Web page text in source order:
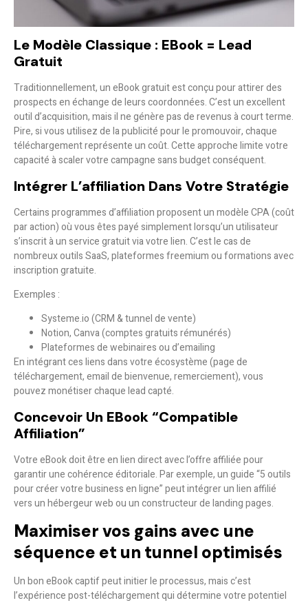
Le Modèle Classique : EBook = Lead
Gratuit
Traditionnellement, un eBook gratuit est conçu pourattirer des
prospectsen échange de leurs coordonnées. C’est un excellent
outil d’acquisition, mais il ne génère pas de revenus à court terme.
Pire, si vous utilisez de la publicité pour le promouvoir, chaque
téléchargement représente un coût. Cette approche limite votre
capacité àscalervotre campagne sans budget conséquent.
Intégrer L’affiliation Dans Votre Stratégie
Certains programmes d’affiliation proposent un modèleCPA (coût
par action)où vous êtes payé simplement lorsqu’un utilisateur
s’inscrit à un service gratuit via votre lien. C’est le cas de
nombreux outils SaaS, plateformes freemium ou formations avec
inscription gratuite.
Exemples :
Systeme.io (CRM & tunnel de vente)
Notion, Canva (comptes gratuits rémunérés)
Plateformes de webinaires ou d’emailing
En intégrant ces liens dans votre écosystème (page de
téléchargement, email de bienvenue, remerciement), vous
pouvezmonétiser chaque lead capté.
Concevoir Un EBook “compatible
Affiliation”
Votre eBook doit être en lien direct avec l’offre affiliée pour
garantir unecohérence éditoriale. Par exemple, un guide “5 outils
pour créer votre business en ligne” peut intégrer un lien affilié
vers un hébergeur web ou un constructeur de landing pages.
Maximiser vos gains avec une
séquence et un tunnel optimisés
Un bon eBook captif peut initier le processus, mais c’est
l’expérience post-téléchargement qui détermine votrepotentiel